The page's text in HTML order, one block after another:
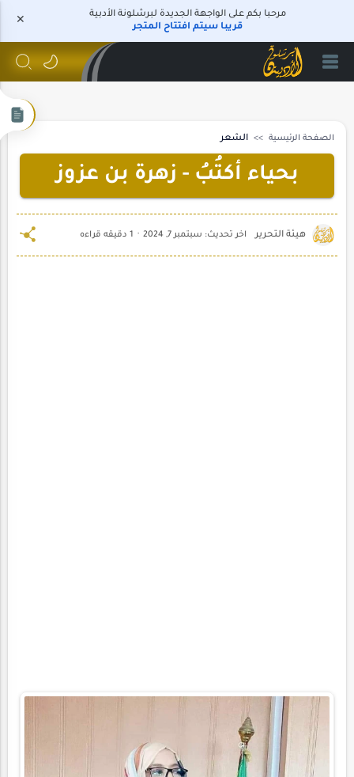
مرحبا بكم على الواجهة الجديدة لبرشلونة الأدبية
قريبا سيتم افتتاح المتجر
الصفحة الرئيسية الشعر
بحياء أكتُبُ - زهرة بن عزوز
1 دقيقه قراءه